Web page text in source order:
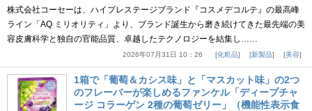
株式会社コーセーは、ハイプレステージブランド『コスメデコルテ』の最高峰
ライン「AQ ミリオリティ」より、ブランド誕生から磨き続けてきた最先端の美
容皮膚科学と独自の官能品質、卓越したテクノロジーを結集し……
2026年07月31日 10：26 化粧品 新製品 美容
1箱で「葡萄＆カシス味」と「マスカット味」の2つ
のフレーバーが楽しめるファンケル「ディープチャ
ージ コラーゲン 2種の葡萄ゼリー」（機能性表示食